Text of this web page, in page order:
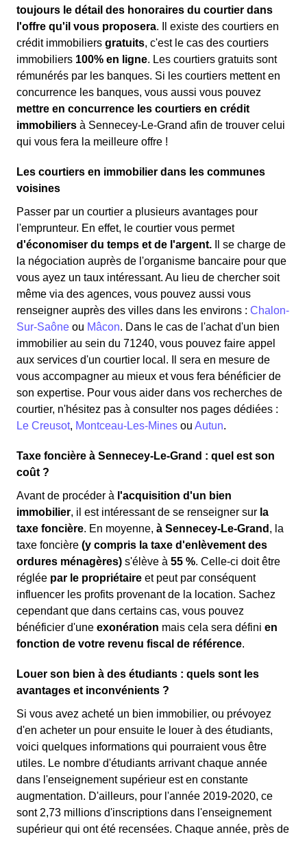
toujours le détail des honoraires du courtier dans
l'offre qu'il vous proposera. Il existe des courtiers en
crédit immobiliers gratuits, c'est le cas des courtiers
immobiliers 100% en ligne. Les courtiers gratuits sont
rémunérés par les banques. Si les courtiers mettent en
concurrence les banques, vous aussi vous pouvez
mettre en concurrence les courtiers en crédit
immobiliers à Sennecey-Le-Grand afin de trouver celui
qui vous fera la meilleure offre !
Les courtiers en immobilier dans les communes
voisines
Passer par un courtier a plusieurs avantages pour
l'emprunteur. En effet, le courtier vous permet
d'économiser du temps et de l'argent.
Il se charge de
la négociation auprès de l'organisme bancaire pour que
vous ayez un taux intéressant. Au lieu de chercher soit
même via des agences, vous pouvez aussi vous
renseigner auprès des villes dans les environs : Chalon-
Sur-Saône ou Mâcon. Dans le cas de l'achat d'un bien
immobilier au sein du 71240, vous pouvez faire appel
aux services d'un courtier local. Il sera en mesure de
vous accompagner au mieux et vous fera bénéficier de
son expertise. Pour vous aider dans vos recherches de
courtier, n'hésitez pas à consulter nos pages dédiées :
Le Creusot, Montceau-Les-Mines ou Autun.
Taxe foncière à Sennecey-Le-Grand : quel est son
coût ?
Avant de procéder à l'acquisition d'un bien
immobilier, il est intéressant de se renseigner sur la
taxe foncière. En moyenne, à Sennecey-Le-Grand , la
taxe foncière (y compris la taxe d'enlèvement des
ordures ménagères) s'élève à 55 %. Celle-ci doit être
réglée par le propriétaire et peut par conséquent
influencer les profits provenant de la location. Sachez
cependant que dans certains cas, vous pouvez
bénéficier d'une exonération mais cela sera défini en
fonction de votre revenu fiscal de référence.
Louer son bien à des étudiants : quels sont les
avantages et inconvénients ?
Si vous avez acheté un bien immobilier, ou prévoyez
d'en acheter un pour ensuite le louer à des étudiants,
voici quelques informations qui pourraient vous être
utiles. Le nombre d'étudiants arrivant chaque année
dans l'enseignement supérieur est en constante
augmentation. D'ailleurs, pour l'année 2019-2020, ce
sont 2,73 millions d'inscriptions dans l'enseignement
supérieur qui ont été recensées. Chaque année, près de